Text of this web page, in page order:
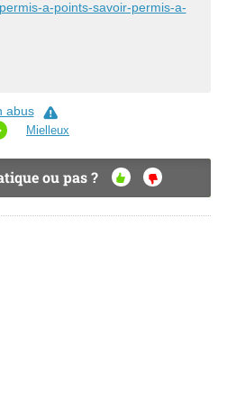
a-points-savoir-permis-a-
abus
Mielleux
ou pas ?
OU
I
NO